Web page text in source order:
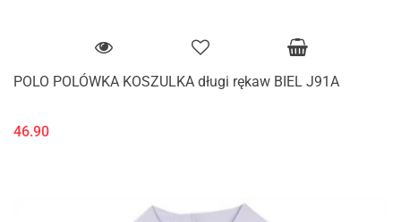
POLO POLÓWKA KOSZULKA długi rękaw BIEL J91A
46.90